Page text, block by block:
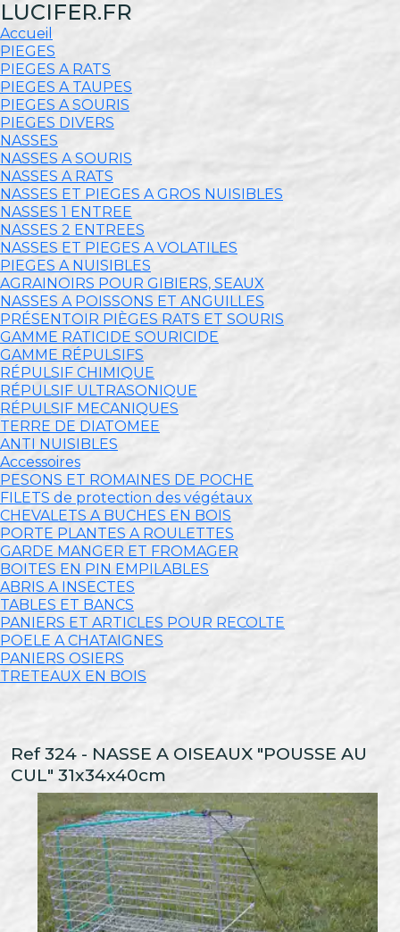
LUCIFER.FR
Accueil
PIEGES
PIEGES A RATS
PIEGES A TAUPES
PIEGES A SOURIS
PIEGES DIVERS
NASSES
NASSES A SOURIS
NASSES A RATS
NASSES ET PIEGES A GROS NUISIBLES
NASSES 1 ENTREE
NASSES 2 ENTREES
NASSES ET PIEGES A VOLATILES
PIEGES A NUISIBLES
AGRAINOIRS POUR GIBIERS, SEAUX
NASSES A POISSONS ET ANGUILLES
PRÉSENTOIR PIÈGES RATS ET SOURIS
GAMME RATICIDE SOURICIDE
GAMME RÉPULSIFS
RÉPULSIF CHIMIQUE
RÉPULSIF ULTRASONIQUE
RÉPULSIF MECANIQUES
TERRE DE DIATOMEE
ANTI NUISIBLES
Accessoires
PESONS ET ROMAINES DE POCHE
FILETS de protection des végétaux
CHEVALETS A BUCHES EN BOIS
PORTE PLANTES A ROULETTES
GARDE MANGER ET FROMAGER
BOITES EN PIN EMPILABLES
ABRIS A INSECTES
TABLES ET BANCS
PANIERS ET ARTICLES POUR RECOLTE
POELE A CHATAIGNES
PANIERS OSIERS
TRETEAUX EN BOIS
Ref 324 - NASSE A OISEAUX "POUSSE AU
CUL" 31x34x40cm